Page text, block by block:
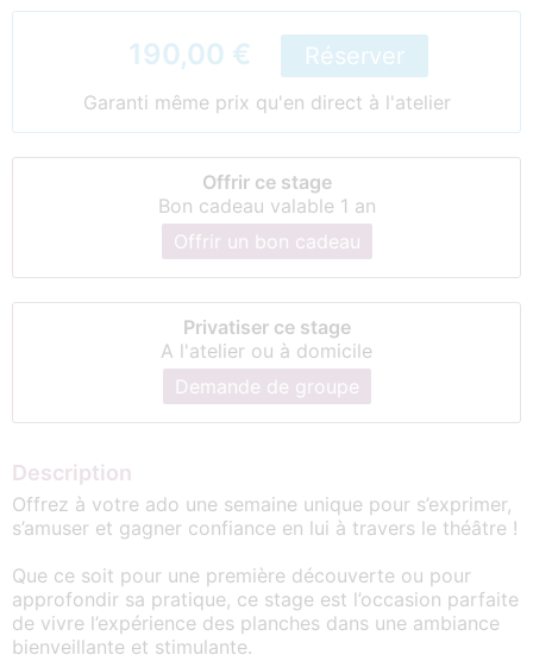
190,00 € Réserver
Garanti même prix qu'en direct à l'atelier
Offrir ce stage
Bon cadeau valable 1 an
Offrir un bon cadeau
Privatiser ce stage
A l'atelier ou à domicile
Demande de groupe
Description
Offrez à votre ado une semaine unique pour s’exprimer,
s’amuser et gagner confiance en lui à travers le théâtre !
Que ce soit pour une première découverte ou pour
approfondir sa pratique, ce stage est l’occasion parfaite
de vivre l’expérience des planches dans une ambiance
bienveillante et stimulante.